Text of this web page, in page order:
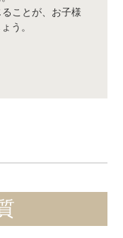
ことが、お子様
う。